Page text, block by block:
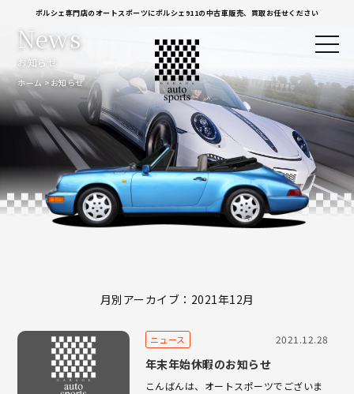
ポルシェ専門店のオートスポーツにポルシェ911の中古車販売、買取お任せください
お知らせ
News
ホーム お知らせ
月別アーカイブ：2021年12月
ニュース 2021.12.28
年末年始休暇のお知らせ
こんばんは、オートスポーツでございま